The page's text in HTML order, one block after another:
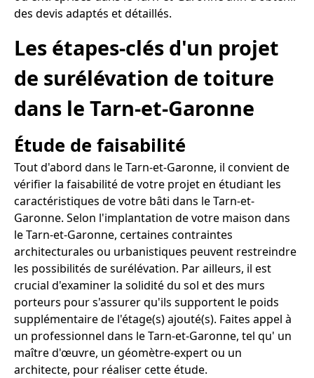
des devis adaptés et détaillés.
Les étapes-clés d'un projet
de surélévation de toiture
dans le Tarn-et-Garonne
Étude de faisabilité
Tout d'abord dans le Tarn-et-Garonne, il convient de
vérifier la faisabilité de votre projet en étudiant les
caractéristiques de votre bâti dans le Tarn-et-
Garonne. Selon l'implantation de votre maison dans
le Tarn-et-Garonne, certaines contraintes
architecturales ou urbanistiques peuvent restreindre
les possibilités de surélévation. Par ailleurs, il est
crucial d'examiner la solidité du sol et des murs
porteurs pour s'assurer qu'ils supportent le poids
supplémentaire de l'étage(s) ajouté(s). Faites appel à
un professionnel dans le Tarn-et-Garonne, tel qu' un
maître d'œuvre, un géomètre-expert ou un
architecte, pour réaliser cette étude.